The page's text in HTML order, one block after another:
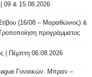
| 09 & 15.08.2026
(16/08 – Μαραθώνιος) &
προγράμματος
| Πέμπτη 06.08.2026
Γυναικών: Μπραν –